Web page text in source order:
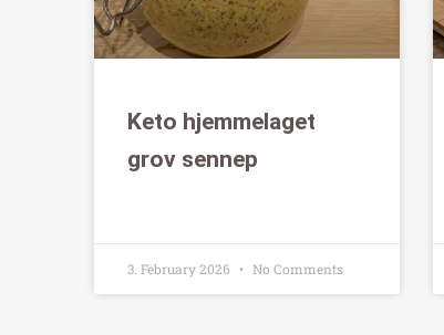
Keto hjemmelaget
grov sennep
3. February 2026 No Comments